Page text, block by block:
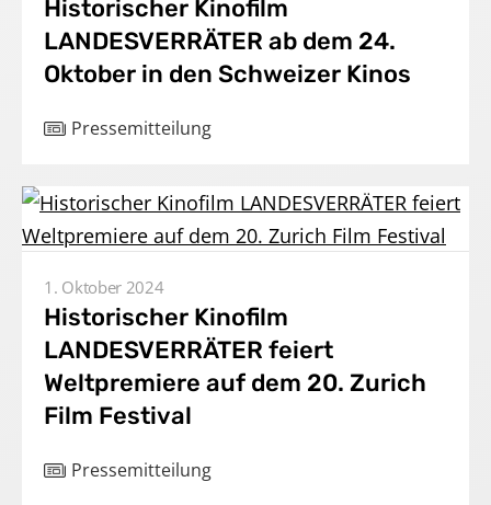
Historischer Kinofilm
LANDESVERRÄTER ab dem 24.
Oktober in den Schweizer Kinos
Pressemitteilung
1. Oktober 2024
Historischer Kinofilm
LANDESVERRÄTER feiert
Weltpremiere auf dem 20. Zurich
Film Festival
Pressemitteilung
Unternehmen
Presse
Karriere